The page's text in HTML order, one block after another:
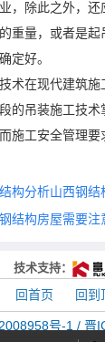
，除此之外，
重量，或者是起
定好。
术在现代建筑
的吊装施工技
施工安全管理
构分析山西钢结
结构房屋需要注
技术支持：
回首页 回到
号-1 / 晋